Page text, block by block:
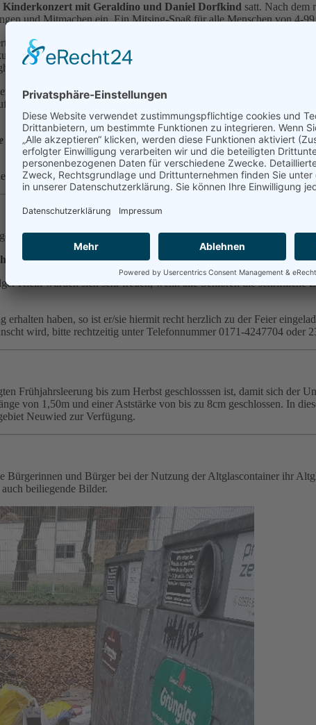
Kinderkonzert mit Geraldino und Daniel Dorfkind satt. Nach
und Mitmachen ein. Ein Mitsing-Spaß für alle Menschen von 4-99
1983 mit großem Erfolg Kindermusik-CDs, Liederbücher und
Kleine Mitmachaktionen und Songgeschichten sind im
waren bis jetzt Auftritte beim ARD-Kinderfest, der ZDF-TiVi-
bringt er frischen Wind in die Kinderliedermacher-Szene. Seine
Spotify gehört. Musikvideos seiner Lieder vom YouTube-Kanal
ganz im Sinne der Kultur bevor - ein Wochenende für Jung und
und Helfer freuen sich auf zahlreiche Besucher.
Seniorennachmittag herzlich ein.
im Bürgerhausstatt.
Klein würden sich sehr freuen, wenn alle Senioren die
haben, so ist er/sie hiermit recht herzlich zu der Feier
wird, bitte rechtzeitig unter Telefonnummer 0171-4247704 oder
Frühjahrsleerung bis zum Herbst geschlosssen ist, damit sich der
von 1,50m und einer Aststärke von bis zu 8cm geschlossen. In
Neuwied zur Verfügung.
Bürgerinnen und Bürger bei der Nutzung der Altglascontainer ihr
beiliegende Bilder.